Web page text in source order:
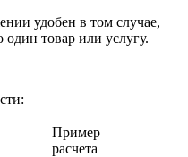
удобен в том случае,
один товар или услугу.
Пример
расчета